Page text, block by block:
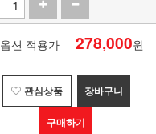
옵션 적용가 278,000원
관심상품 장바구니
구매하기